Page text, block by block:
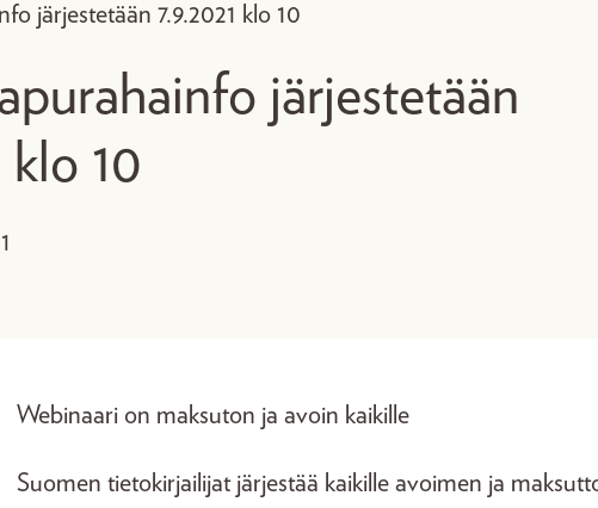
järjestetään 7.9.2021 klo 10
järjestetään
klo 10
Webinaari on maksuton ja avoin kaikille
Suomen tietokirjailijat järjestää kaikille avoimen ja